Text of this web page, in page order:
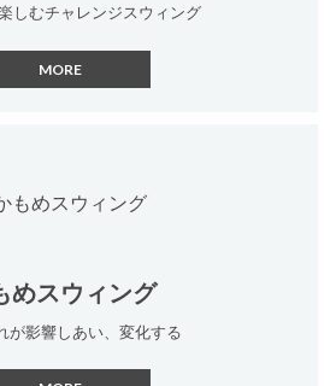
しむチャレンジスウィング
めスウィング
が影響しあい、変化する